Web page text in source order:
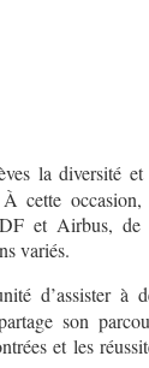
la diversité et
À cette occasion,
et Airbus, de
variés.
d’assister à
son
et les